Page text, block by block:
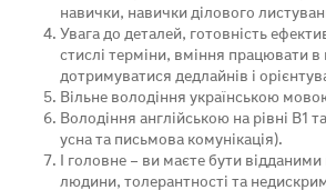
навички, навички ділового
Увага до деталей, готовність
стислі терміни, вміння працювати в
дотримуватися дедлайнів і
Вільне володіння українською
Володіння англійською на рівні В1
усна та письмова комунікація).
І головне – ви маєте бути
людини, толерантності та